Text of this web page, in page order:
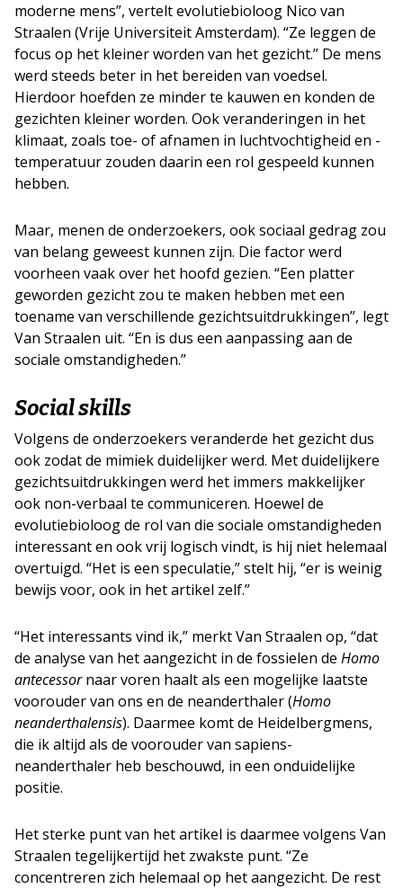
moderne mens”, vertelt evolutiebioloog Nico van
Straalen (Vrije Universiteit Amsterdam). “Ze leggen de
focus op het kleiner worden van het gezicht.” De mens
werd steeds beter in het bereiden van voedsel.
Hierdoor hoefden ze minder te kauwen en konden de
gezichten kleiner worden. Ook veranderingen in het
klimaat, zoals toe- of afnamen in luchtvochtigheid en -
temperatuur zouden daarin een rol gespeeld kunnen
hebben.
Maar, menen de onderzoekers, ook sociaal gedrag zou
van belang geweest kunnen zijn. Die factor werd
voorheen vaak over het hoofd gezien. “Een platter
geworden gezicht zou te maken hebben met een
toename van verschillende gezichtsuitdrukkingen”, legt
Van Straalen uit. “En is dus een aanpassing aan de
sociale omstandigheden.”
Social skills
Volgens de onderzoekers veranderde het gezicht dus
ook zodat de mimiek duidelijker werd. Met duidelijkere
gezichtsuitdrukkingen werd het immers makkelijker
ook non-verbaal te communiceren. Hoewel de
evolutiebioloog de rol van die sociale omstandigheden
interessant en ook vrij logisch vindt, is hij niet helemaal
overtuigd. “Het is een speculatie,” stelt hij, “er is weinig
bewijs voor, ook in het artikel zelf.”
“Het interessants vind ik,” merkt Van Straalen op, “dat
de analyse van het aangezicht in de fossielen de Homo
antecessornaar voren haalt als een mogelijke laatste
voorouder van ons en de neanderthaler (Homo
neanderthalensis). Daarmee komt de Heidelbergmens,
die ik altijd als de voorouder van sapiens-
neanderthaler heb beschouwd, in een onduidelijke
positie.
Het sterke punt van het artikel is daarmee volgens Van
Straalen tegelijkertijd het zwakste punt. “Ze
concentreren zich helemaal op het aangezicht. De rest